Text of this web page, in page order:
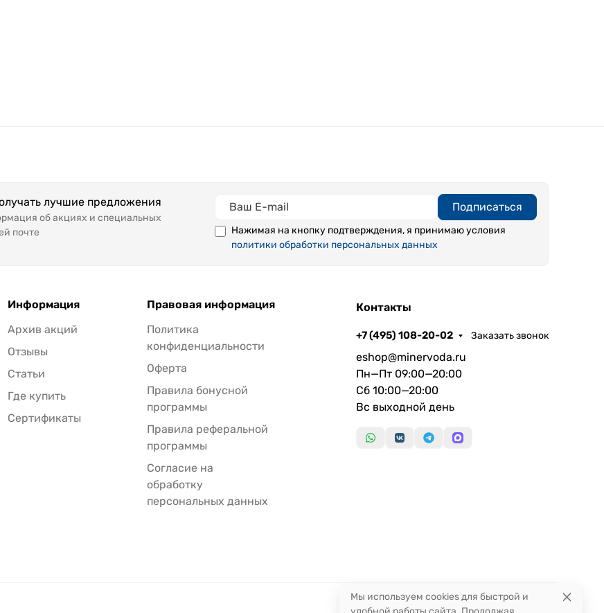
лучшие предложения
об акциях и специальных
почте
Подписаться
Нажимая на кнопку подтверждения, я принимаю условия
политики обработки персональных данных
Информация
Архив акций
Отзывы
Статьи
Где купить
Сертификаты
Правовая информация
Политика
конфиденциальности
Оферта
Правила бонусной
программы
Правила реферальной
программы
Согласие на
обработку
персональных данных
Контакты
+7 (495) 108-20-02 Заказать звонок
eshop@minervoda.ru
Пн—Пт 09:00—20:00
Сб 10:00—20:00
Вс выходной день
Мы используем cookies для быстрой и